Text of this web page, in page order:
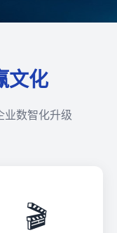
文化
业数智化升级
🎬